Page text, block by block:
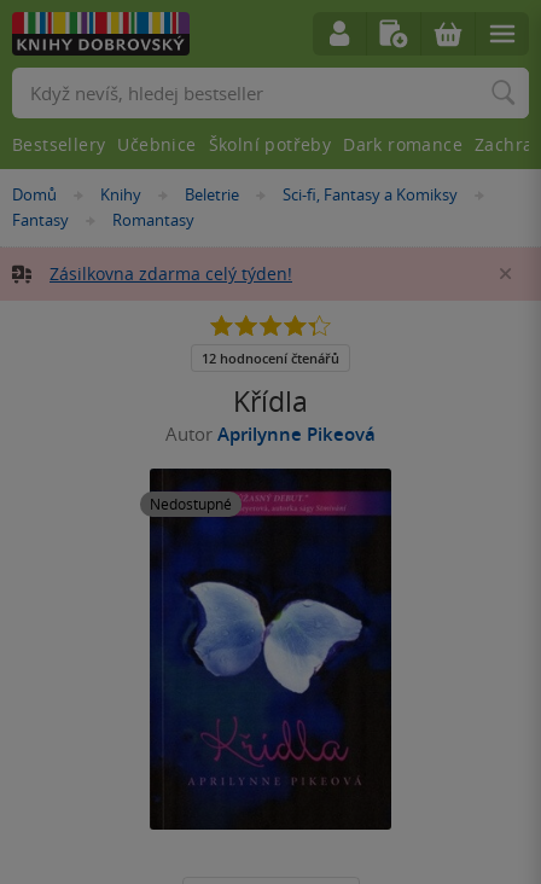
Nacházíte
se
Domů »
Knihy »Beletrie »
Sci-fi, Fantasy a Komiksy
Fantasy »
Romantasy
Zásilkovna zdarma celý týden!
Křídla
Autor Aprilynne Pikeová
Nedostupné
4.3
5
12 hodnocení čtenářů
Vyhledávání
Bestsellery Učebnice Školní potřeby Dark romance